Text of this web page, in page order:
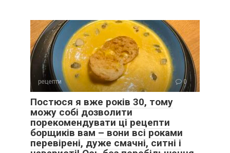
рецепти 0
Постюся я вже років 30, тому
можу собі дозволити
порекомендувати ці рецепти
борщиків вам – вони всі роками
перевірені, дуже смачні, ситні і